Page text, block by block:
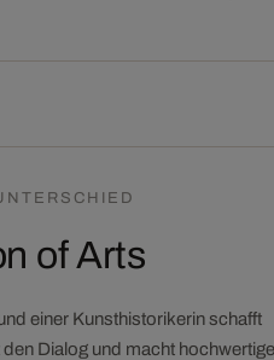
of Arts
einer Kunsthistorikerin schafft
Dialog und macht hochwertige